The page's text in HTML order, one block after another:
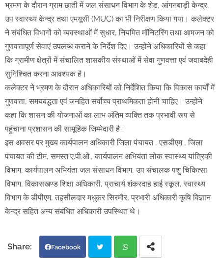
भ्रमण के दौरान ग्राम छाती में जल संसाधन विभाग के शेड, आंगनबाड़ी केन्द्र,
उप स्वास्थ्य केन्द्र तथा एमयूसी (MUC) का भी निरीक्षण किया गया। कलेक्टर
ने संबंधित विभागों को व्यवस्थाओं में सुधार, नियमित मॉनिटरिंग तथा आमजन को
गुणवत्तापूर्ण सेवाएं उपलब्ध कराने के निर्देश दिए। उन्होंने अधिकारियों से कहा
कि ग्रामीण क्षेत्रों में संचालित शासकीय संस्थाओं में सेवा गुणवत्ता एवं जवाबदेही
सुनिश्चित करना आवश्यक है।
कलेक्टर ने भ्रमण के दौरान अधिकारियों को निर्देशित किया कि विकास कार्यों में
गुणवत्ता, समयबद्धता एवं जनहित सर्वोच्च प्राथमिकता होनी चाहिए। उन्होंने
कहा कि शासन की योजनाओं का लाभ अंतिम व्यक्ति तक प्रभावी रूप से
पहुंचाना प्रशासन की सामूहिक जिम्मेदारी है।
इस अवसर पर मुख्य कार्यपालन अधिकारी जिला पंचायत , एसडीएम , जिला
पंचायत की टीम, समस्त ए.पी.ओ., कार्यपालन अभियंता लोक स्वास्थ्य यांत्रिकी
विभाग, कार्यपालन अभियंता जल संसाधन विभाग, उप संचालक पशु चिकित्सा
विभाग, विकासखण्ड शिक्षा अधिकारी, प्राचार्य शंकरदाह हाई स्कूल, स्वास्थ्य
विभाग के डीपीएम, तहसीलदार मधुकर सिरमौर, प्रभारी अधिकारी कृषि विज्ञान
केन्द्र सहित अन्य संबंधित अधिकारी उपस्थित थे।
Facebook